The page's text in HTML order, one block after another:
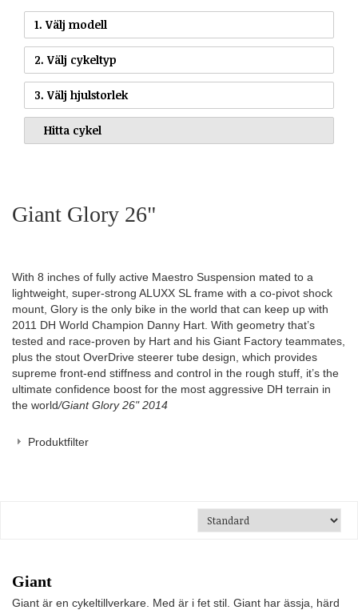
1. Välj modell
2. Välj cykeltyp
3. Välj hjulstorlek
Giant Glory 26"
With 8 inches of fully active Maestro Suspension mated to a
lightweight, super-strong ALUXX SL frame with a co-pivot shock
mount, Glory is the only bike in the world that can keep up with
2011 DH World Champion Danny Hart. With geometry that’s
tested and race-proven by Hart and his Giant Factory teammates,
plus the stout OverDrive steerer tube design, which provides
supreme front-end stiffness and control in the rough stuff, it’s the
ultimate confidence boost for the most aggressive DH terrain in
the world/Giant Glory 26" 2014
Produktfilter
Giant
Giant är en cykeltillverkare. Med är i fet stil. Giant har ässja, härd